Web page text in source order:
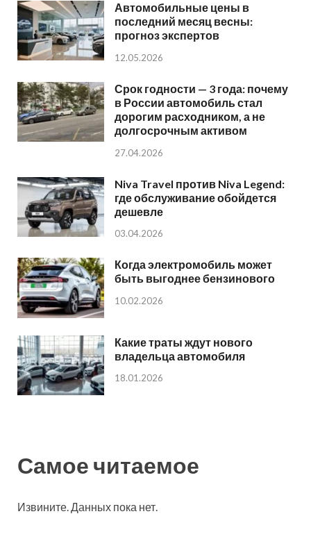
Автомобильные цены в
последний месяц весны:
прогноз экспертов
12.05.2026
Срок годности — 3 года: почему
в России автомобиль стал
дорогим расходником, а не
долгосрочным активом
27.04.2026
Niva Travel против Niva Legend:
где обслуживание обойдется
дешевле
03.04.2026
Когда электромобиль может
быть выгоднее бензинового
10.02.2026
Какие траты ждут нового
владельца автомобиля
18.01.2026
Самое читаемое
Извините. Данных пока нет.